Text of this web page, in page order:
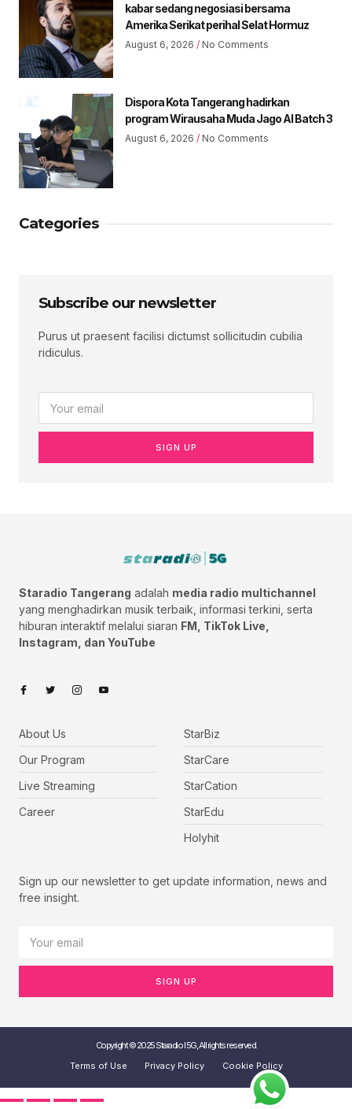
kabar sedang negosiasi bersama
Amerika Serikat perihal Selat Hormuz
August 6, 2026 No Comments
Dispora Kota Tangerang hadirkan
program Wirausaha Muda Jago AI Batch 3
August 6, 2026 No Comments
Categories
Subscribe our newsletter
Purus ut praesent facilisi dictumst sollicitudin cubilia
ridiculus.
SIGN UP
Staradio Tangerang adalah media radio multichannel
yang menghadirkan musik terbaik, informasi terkini, serta
hiburan interaktif melalui siaran FM, TikTok Live,
Instagram, dan YouTube
About Us
Our Program
Live Streaming
Career
StarBiz
StarCare
StarCation
StarEdu
Holyhit
Sign up our newsletter to get update information, news and
free insight.
SIGN UP
Copyright © 2025 Staradio I 5G, All rights reserved.
Terms of Use
Privacy Policy Cookie Policy